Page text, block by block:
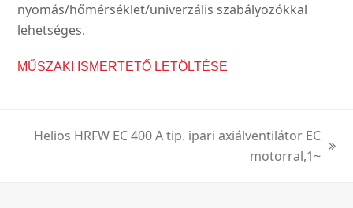
nyomás/hőmérséklet/univerzális szabályozókkal
lehetséges.
MŰSZAKI ISMERTETŐ LETÖLTÉSE
Helios HRFW EC 400 A tip. ipari axiálventilátor EC
motorral,1~